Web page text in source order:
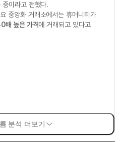
중이라고 전했다.
중앙화 거래소에서는 휴머니티가
배 높은 가격에 거래되고 있다고
분석 더보기